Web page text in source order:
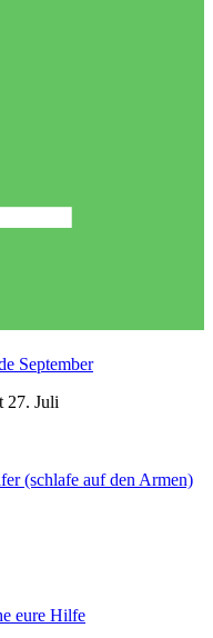
September
27. Juli
(schlafe auf den Armen)
eure Hilfe